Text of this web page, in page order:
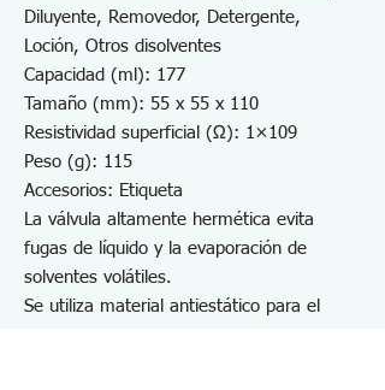
Diluyente, Removedor, Detergente,
Loción, Otros disolventes
Capacidad (ml): 177
Tamaño (mm): 55 x 55 x 110
Resistividad superficial (Ω): 1×109
Peso (g): 115
Accesorios: Etiqueta
La válvula altamente hermética evita
fugas de líquido y la evaporación de
solventes volátiles.
Se utiliza material antiestático para el